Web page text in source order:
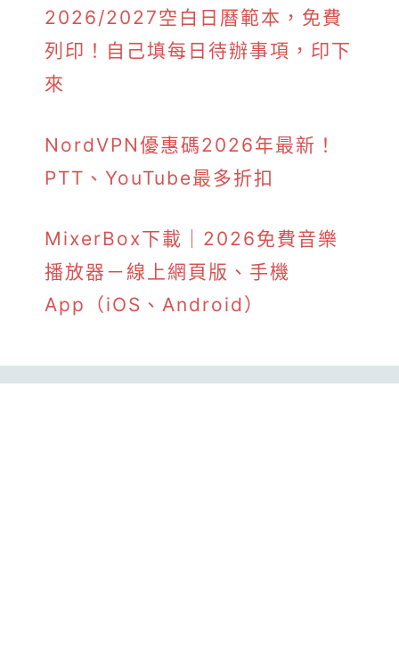
2026/2027空白日曆範本，免費
列印！自己填每日待辦事項，印下
來
NordVPN優惠碼2026年最新！
PTT、YouTube最多折扣
MixerBox下載｜2026免費音樂
播放器－線上網頁版、手機
App（iOS、Android）